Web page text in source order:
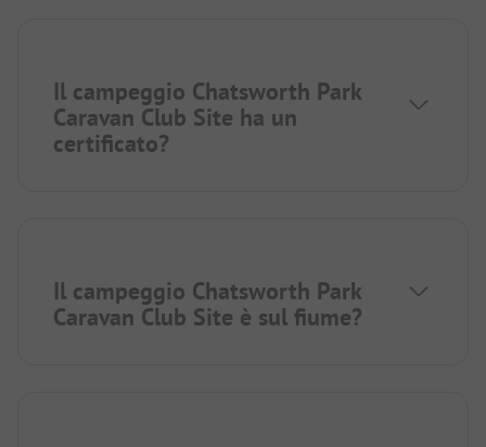
Il campeggio Chatsworth Park
Caravan Club Site ha un
certificato?
Il campeggio Chatsworth Park
Caravan Club Site è sul fiume?